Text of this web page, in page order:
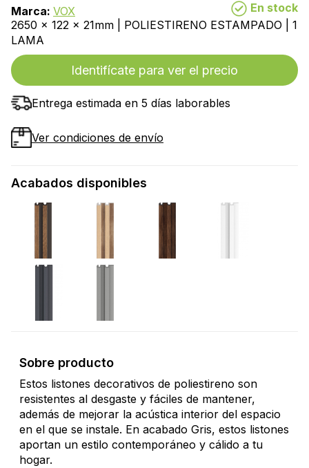
Marca: VOX
En stock
2650 x 122 x 21mm | POLIESTIRENO ESTAMPADO | 1
LAMA
Identifícate para ver el precio
Entrega estimada en 5 días laborables
Ver condiciones de envío
Acabados disponibles
Sobre producto
Estos listones decorativos de poliestireno son
resistentes al desgaste y fáciles de mantener,
además de mejorar la acústica interior del espacio
en el que se instale. En acabado Gris, estos listones
aportan un estilo contemporáneo y cálido a tu
hogar.